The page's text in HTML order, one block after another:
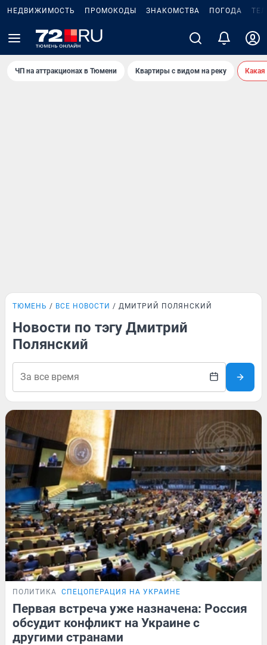
НЕДВИЖИМОСТЬ ПРОМОКОДЫ ЗНАКОМСТВА ПОГОДА
ЧП на аттракционах в Тюмени Квартиры с видом на реку
ТЮМЕНЬ ВСЕ НОВОСТИ ДМИТРИЙ ПОЛЯНСКИЙ
Новости по тэгу Дмитрий
Полянский
ПОЛИТИКА СПЕЦОПЕРАЦИЯ НА УКРАИНЕ
Первая встреча уже назначена: Россия
обсудит конфликт на Украине с
другими странами